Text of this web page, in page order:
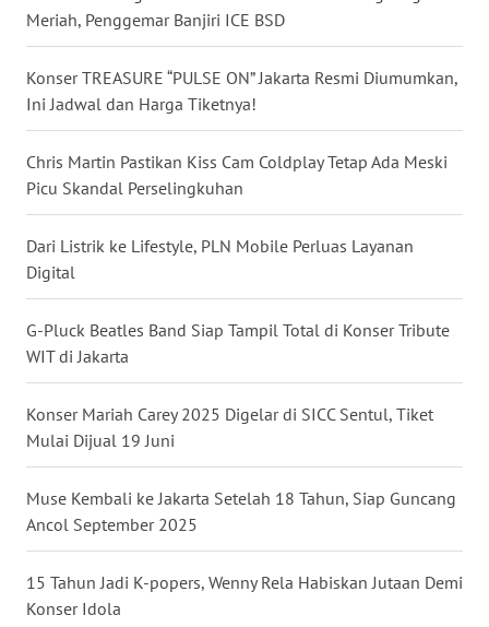
Meriah, Penggemar Banjiri ICE BSD
Konser TREASURE “PULSE ON” Jakarta Resmi Diumumkan,
Ini Jadwal dan Harga Tiketnya!
Chris Martin Pastikan Kiss Cam Coldplay Tetap Ada Meski
Picu Skandal Perselingkuhan
Dari Listrik ke Lifestyle, PLN Mobile Perluas Layanan
Digital
G-Pluck Beatles Band Siap Tampil Total di Konser Tribute
WIT di Jakarta
Konser Mariah Carey 2025 Digelar di SICC Sentul, Tiket
Mulai Dijual 19 Juni
Muse Kembali ke Jakarta Setelah 18 Tahun, Siap Guncang
Ancol September 2025
15 Tahun Jadi K-popers, Wenny Rela Habiskan Jutaan Demi
Konser Idola
WN
NUSANTARA
WN
JOGJA
WN
JATIM
WN
WN
WN
KALTENG
KALTARA
WN
KALSEL